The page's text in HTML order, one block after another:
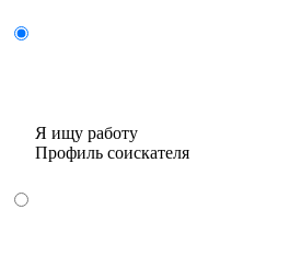
Я ищу работу
Профиль соискателя